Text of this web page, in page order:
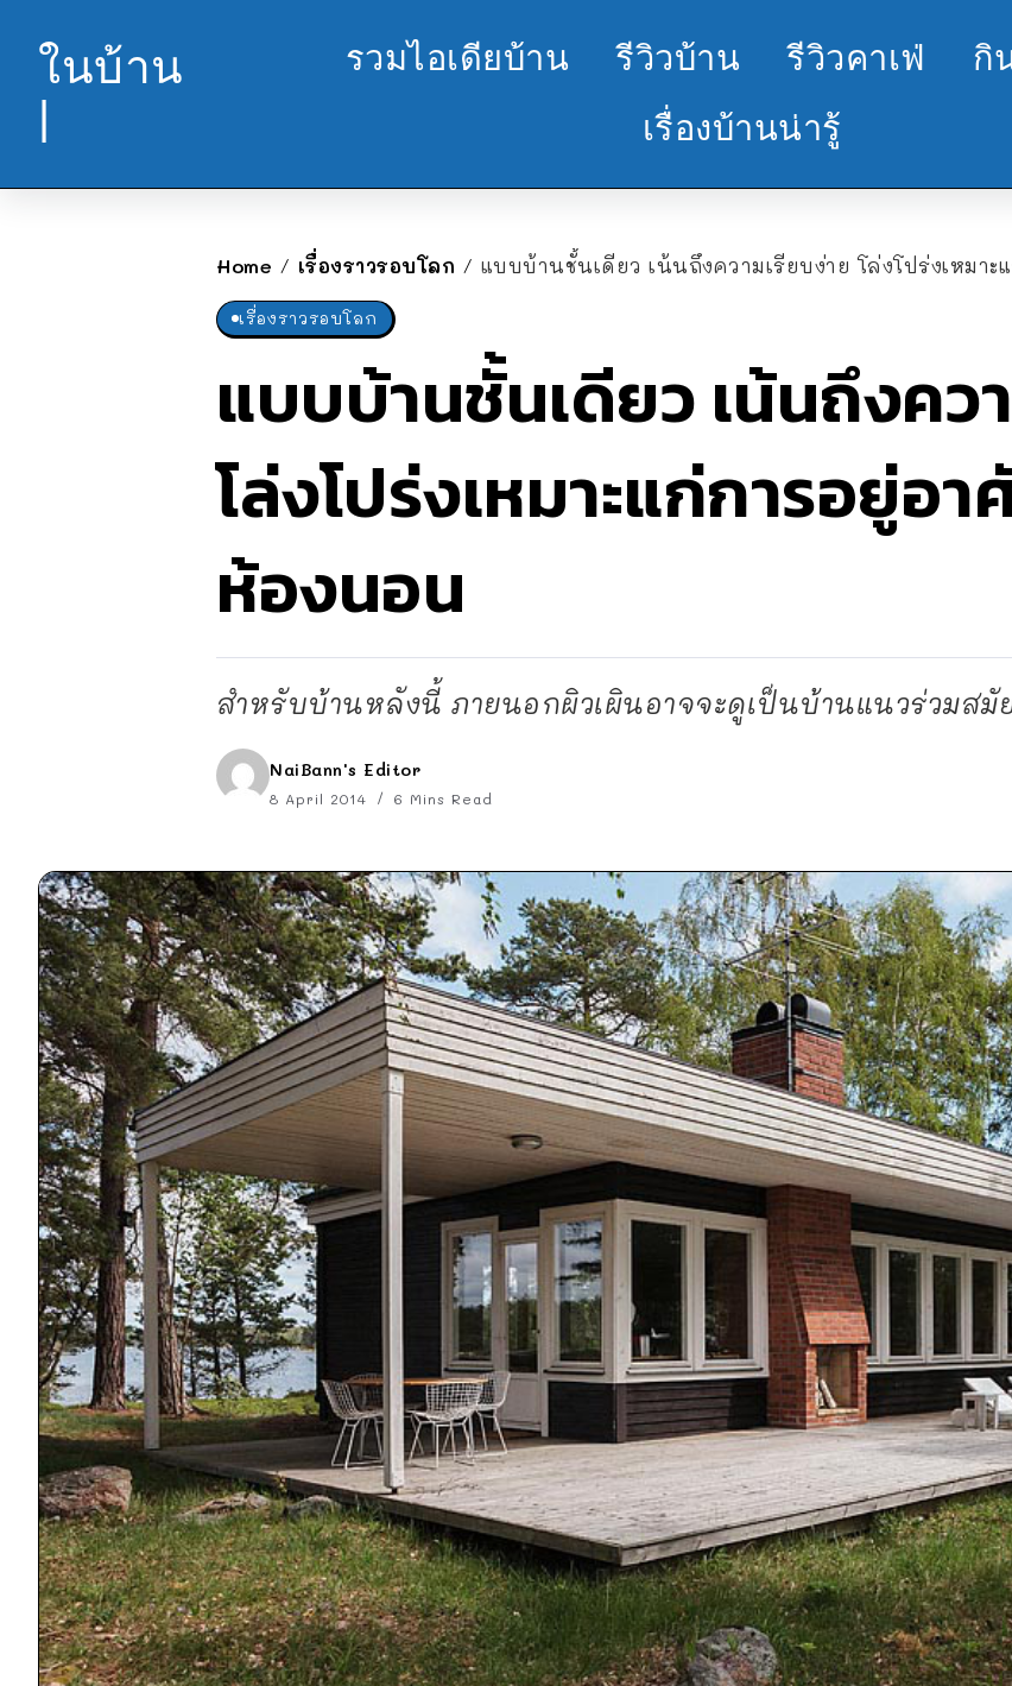
ในบ้าน
|
รวมไอเดียบ้าน รีวิวบ้าน รีวิวคาเฟ่
กิ
เรื่องบ้านน่ารู้
Home / เรื่องราวรอบโลก / แบบบ้านชั้นเดียว เน้นถึงความเรียบง่าย โล่งโปร่งเหมา
เรื่องราวรอบโลก
แบบบ้านชั้นเดียว เน้นถึงคว
โล่งโปร่งเหมาะแก่การอยู่อ
ห้องนอน
สำหรับบ้านหลังนี้ ภายนอกผิวเผินอาจจะดูเป็นบ้านแนวร่วมสมั
NaiBann's Editor
8 April 2014 6 Mins Read